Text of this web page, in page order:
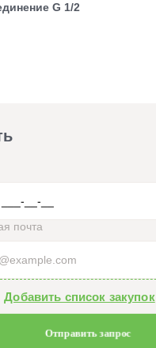
G 1/2
почта
Добавить список закупок
Отправить запрос